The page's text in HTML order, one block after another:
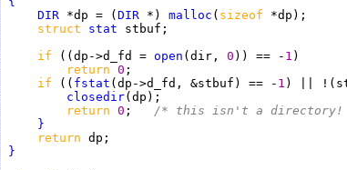
DIR *dp = ( DIR *) malloc ( sizeof
struct stat
if ((dp->d_fd = open (dir, 0 )) == - 1
return 0
if (( fstat (dp->d_fd, &stbuf) == - 1 ) ||
closedir
return 0 ;
/* this isn't a
}
return
}